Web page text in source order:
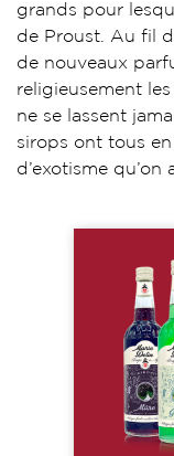
grands pour
de Proust. Au fil
de nouveaux
religieusement
ne se lassent
sirops ont tous
d’exotisme qu’on